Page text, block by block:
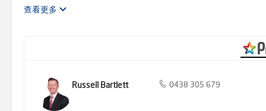
查看更多
Russell Bartlett 0438 305 679